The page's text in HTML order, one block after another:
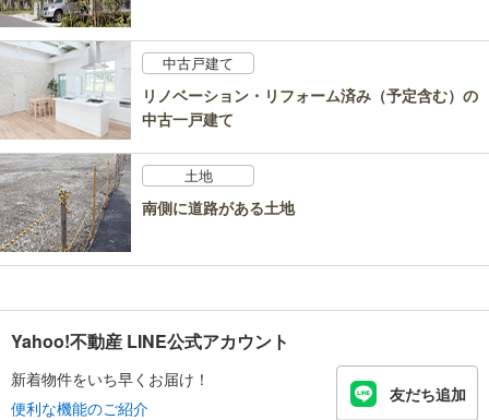
中古戸建て
リノベーション・リフォーム済み（予定含む）の
中古一戸建て
土地
南側に道路がある土地
Yahoo!不動産 LINE公式アカウント
新着物件をいち早くお届け！
便利な機能のご紹介
友だち追加